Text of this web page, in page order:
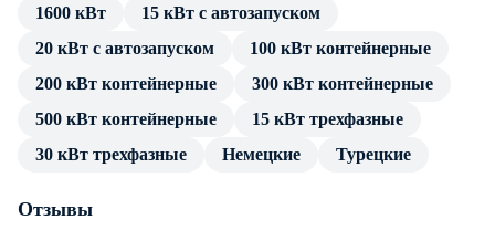
источника тока. Подключение потребителя производится
посредством стандартных разъемов, без трансформатора и
переходников.
В каталоге товаров компании Энерджи Групп — только
проверенные сертифицированные ДГУ. Дизельный
технической документации и продолжительную гарантию
1600 кВт
15 кВт с автозапуском
20 кВт с автозапуском
100 кВт контейнерные
200 кВт контейнерные
300 кВт контейнерные
500 кВт контейнерные
15 кВт трехфазные
30 кВт трехфазные
Немецкие Турецкие
Отзывы